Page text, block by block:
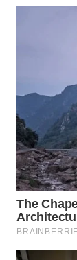
WN
WN
BINJAI
WN
CIREBON